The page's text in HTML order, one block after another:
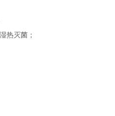
热灭菌；